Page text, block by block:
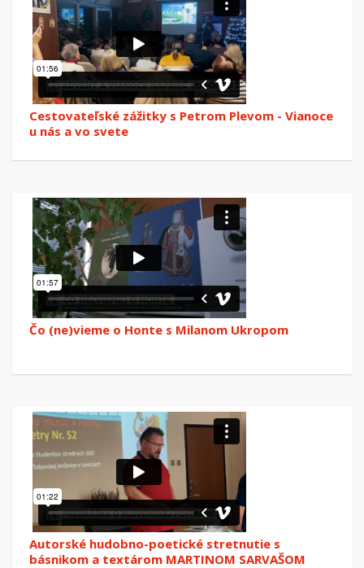
Cestovateľské zážitky s Petrom Plevom - Vianoce
u nás a vo svete
Čo (ne)vieme o Honte s Milanom Ukropom
Autorské hudobno-poetické stretnutie s
básnikom a textárom MARTINOM SARVAŠOM